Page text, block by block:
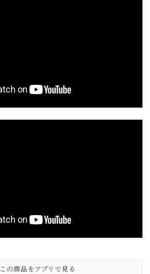
この商品をアプリで見る